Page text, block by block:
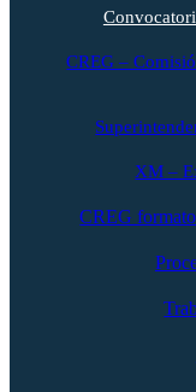
CREG –
XM –
CREG